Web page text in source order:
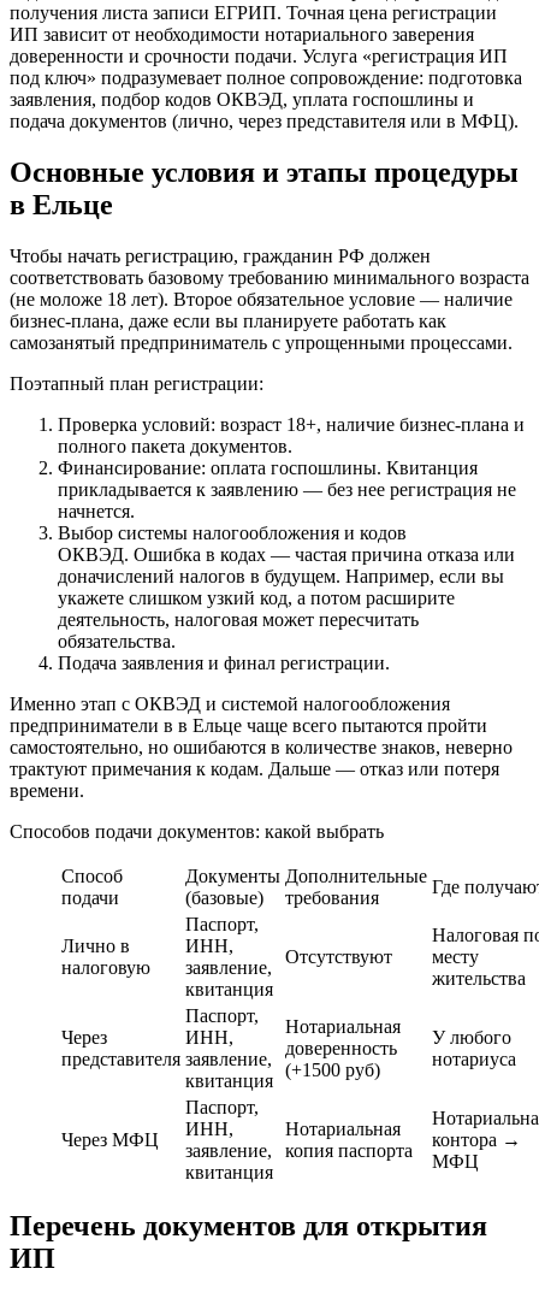
получения листа записи ЕГРИП. Точная цена регистрации
ИП зависит от необходимости нотариального заверения
доверенности и срочности подачи. Услуга «регистрация ИП
под ключ» подразумевает полное сопровождение: подготовка
заявления, подбор кодов ОКВЭД, уплата госпошлины и
подача документов (лично, через представителя или в МФЦ).
Основные условия и этапы процедуры
в Ельце
Чтобы начать регистрацию, гражданин РФ должен
соответствовать базовому требованию минимального возраста
(не моложе 18 лет). Второе обязательное условие — наличие
бизнес-плана, даже если вы планируете работать как
самозанятый предприниматель с упрощенными процессами.
Поэтапный план регистрации:
Проверка условий: возраст 18+, наличие бизнес-плана и
полного пакета документов.
Финансирование: оплата госпошлины. Квитанция
прикладывается к заявлению — без нее регистрация не
начнется.
Выбор системы налогообложения и кодов
ОКВЭД. Ошибка в кодах — частая причина отказа или
доначислений налогов в будущем. Например, если вы
укажете слишком узкий код, а потом расширите
деятельность, налоговая может пересчитать
обязательства.
Подача заявления и финал регистрации.
Именно этап с ОКВЭД и системой налогообложения
предприниматели в в Ельце чаще всего пытаются пройти
самостоятельно, но ошибаются в количестве знаков, неверно
трактуют примечания к кодам. Дальше — отказ или потеря
времени.
Способов подачи документов: какой выбрать
Способ
подачи
Документы
(базовые)
Дополнительные
требования
Где
Лично в
налоговую
Паспорт,
ИНН,
заявление,
квитанция
Отсутствуют
Налоговая
месту
жительства
Через
представителя
Паспорт,
ИНН,
заявление,
квитанция
Нотариальная
доверенность
(+1500 руб)
У любого
нотариуса
Через МФЦ
Паспорт,
ИНН,
заявление,
квитанция
Нотариальная
копия паспорта
контора →
МФЦ
Перечень документов для открытия
ИП